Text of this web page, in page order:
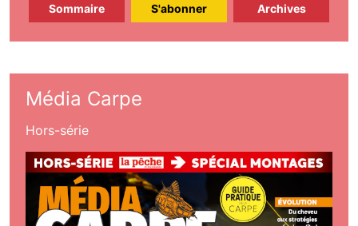
Sommaire S'abonner Archives
Média Carpe
Hors-série